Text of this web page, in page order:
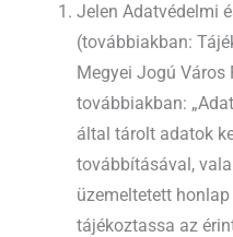
Jelen Adatvédelmi
(továbbiakban:
Megyei Jogú Város
továbbiakban:
által tárolt adatok
továbbításával,
üzemeltetett
tájékoztassa az